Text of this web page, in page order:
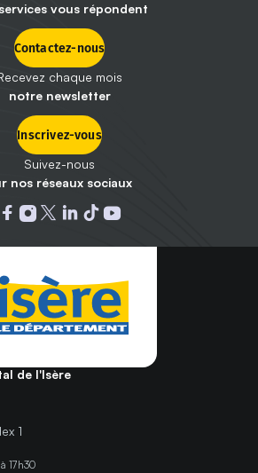
vous répondent
Contactez-nous
chaque mois
notre newsletter
Inscrivez-vous
Suivez-nous
nos réseaux sociaux
de l'Isère
1
17h30